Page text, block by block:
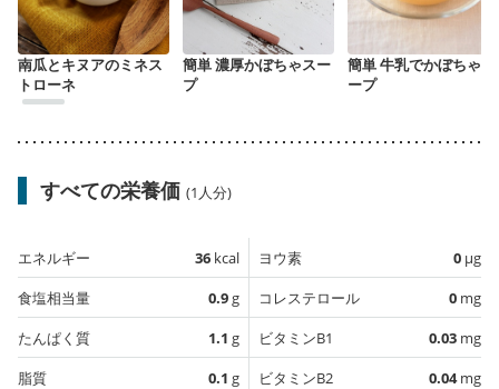
南瓜とキヌアのミネス
トローネ
簡単 濃厚かぼちゃスー
プ
簡単 牛乳でかぼちゃス
ープ
すべての栄養価 (1人分)
エネルギー 36 kcal
食塩相当量
0.9g
たんぱく質
1.1 g
脂質
0.1 g
ヨウ素 0 µg
コレステロール
0 mg
ビタミンB1
0.03 mg
ビタミンB2
0.04mg